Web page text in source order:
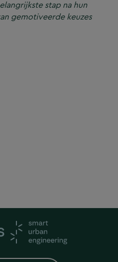
stap na hun
gemotiveerde keuzes